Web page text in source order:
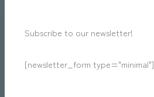
Subscribe to our newsletter!
[newsletter_form type="minimal"]